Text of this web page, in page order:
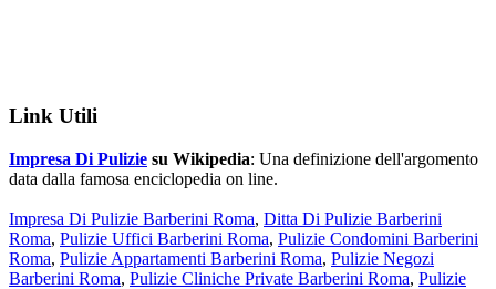
Link Utili
Impresa Di Pulizie su Wikipedia: Una definizione dell'argomento
data dalla famosa enciclopedia on line.
Impresa Di Pulizie Barberini Roma, Ditta Di Pulizie Barberini
Roma, Pulizie Uffici Barberini Roma, Pulizie Condomini Barberini
Roma, Pulizie Appartamenti Barberini Roma, Pulizie Negozi
Barberini Roma, Pulizie Cliniche Private Barberini Roma, Pulizie